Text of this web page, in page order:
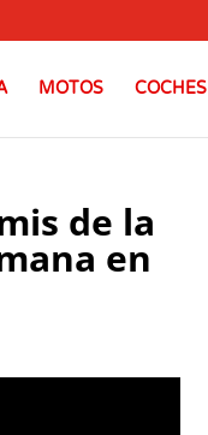
MOTOS COCHES
de la
en